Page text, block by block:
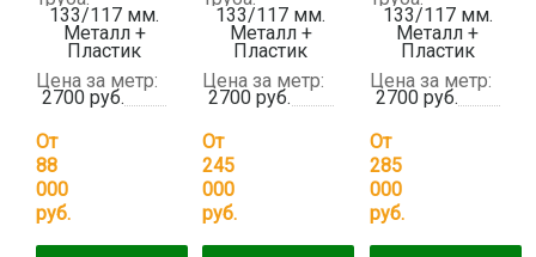
133/117 мм.
Металл +
Пластик
Цена за метр:
2700 руб.
От
88
000
руб.
133/117 мм.
Металл +
Пластик
Цена за метр:
2700 руб.
От
245
000
руб.
133/117 мм.
Металл +
Пластик
Цена за метр:
2700 руб.
От
285
000
руб.